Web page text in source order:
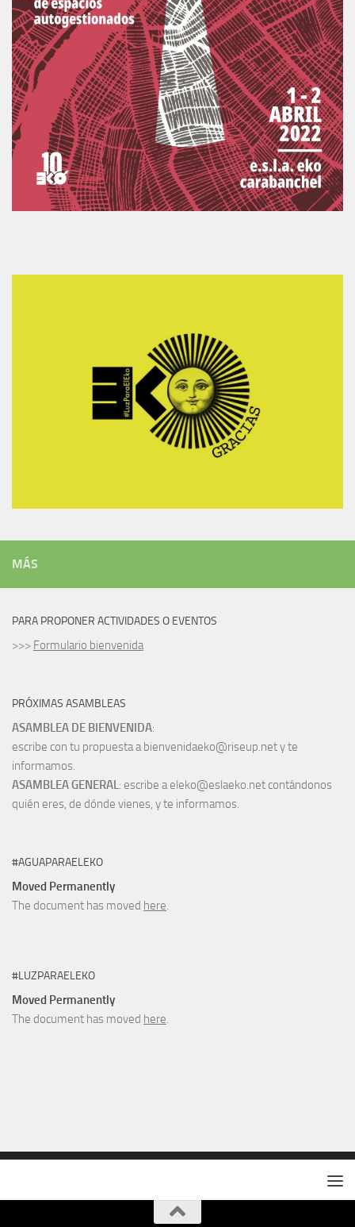
MÁS
PARA PROPONER ACTIVIDADES O EVENTOS
>>> Formulario bienvenida
PRÓXIMAS ASAMBLEAS
ASAMBLEA DE BIENVENIDA:
escribe con tu propuesta a bienvenidaeko@riseup.net y te
informamos.
ASAMBLEA GENERAL: escribe a eleko@eslaeko.net contándonos
quién eres, de dónde vienes, y te informamos.
#AGUAPARAELEKO
Moved Permanently
The document has moved here.
#LUZPARAELEKO
Moved Permanently
The document has moved here.